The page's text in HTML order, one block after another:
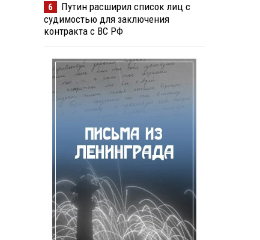
6
Путин расширил список лиц с
судимостью для заключения
контракта с ВС РФ